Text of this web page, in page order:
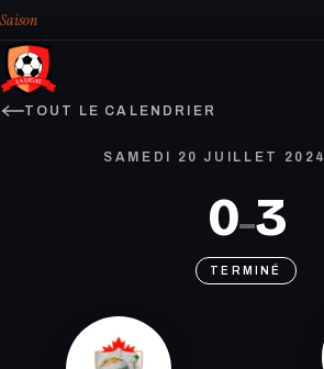
Saison
TOUT LE CALENDRIER
SAMEDI 20 JUILLET 2024
0–3
TERMINÉ